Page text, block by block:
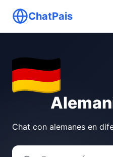
ChatPais
Chat con alemanes en